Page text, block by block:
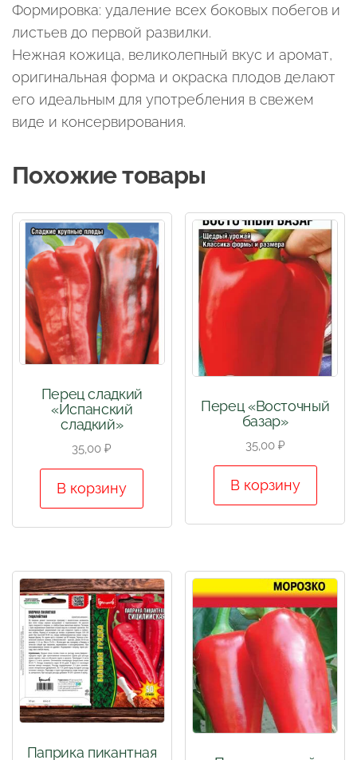
Формировка: удаление всех боковых побегов и
листьев до первой развилки.
Нежная кожица, великолепный вкус и аромат,
оригинальная форма и окраска плодов делают
его идеальным для употребления в свежем
виде и консервирования.
Похожие товары
Перец сладкий
«Испанский
сладкий»
35,00₽
В корзину
Перец «Восточный
базар»
35,00 ₽
В корзину
Паприка пикантная